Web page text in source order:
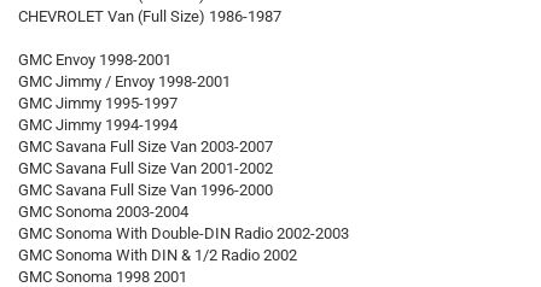
CHEVROLET Van (Full Size) 1986-1987
GMC Envoy 1998-2001
GMC Jimmy / Envoy 1998-2001
GMC Jimmy 1995-1997
GMC Jimmy 1994-1994
GMC Savana Full Size Van 2003-2007
GMC Savana Full Size Van 2001-2002
GMC Savana Full Size Van 1996-2000
GMC Sonoma 2003-2004
GMC Sonoma With Double-DIN Radio 2002-2003
GMC Sonoma With DIN & 1/2 Radio 2002
GMC Sonoma 1998 2001